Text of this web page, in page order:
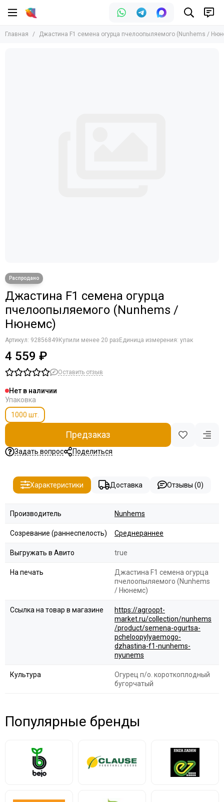
Главная Джастина F1 семена огурца пчелоопыляемого (Nunhems /
Джастина F1 семена огурца
пчелоопыляемого (Nunhems /
Нюнемс)
Артикул: 92856849 Купили менее 20 раз Единица измерения: упак
4 559 ₽
Оставить отзыв
Нет в наличии
Упаковка
1000 шт.
Предзаказ
Задать вопрос Поделиться
Характеристики Доставка Отзывы (0)
Производитель Nunhems
Созревание (раннеспелость) Среднераннее
Выгружать в Авито true
На печать
Джастина F1 семена огурца
пчелоопыляемого (Nunhems
/ Нюнемс)
Ссылка на товар в магазине
https://agroopt-
market.ru/collection/nunhems
/product/semena-ogurtsa-
pcheloopylyaemogo-
dzhastina-f1-nunhems-
nyunems
Культура
Огурец п/о. короткоплодный
бугорчатый
Популярные бренды